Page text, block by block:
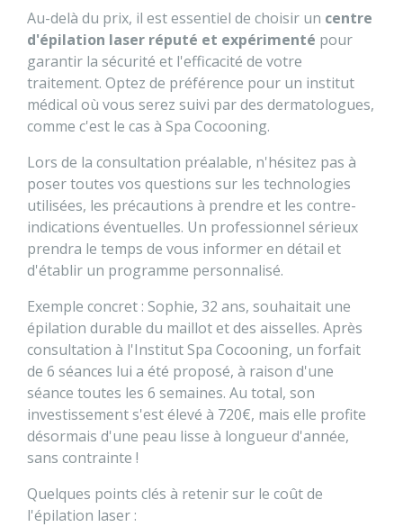
Au-delà du prix, il est essentiel de choisir un centre
d'épilation laser réputé et expérimenté pour
garantir la sécurité et l'efficacité de votre
traitement. Optez de préférence pour un institut
médical où vous serez suivi par des dermatologues,
comme c'est le cas à Spa Cocooning.
Lors de la consultation préalable, n'hésitez pas à
poser toutes vos questions sur les technologies
utilisées, les précautions à prendre et les contre-
indications éventuelles. Un professionnel sérieux
prendra le temps de vous informer en détail et
d'établir un programme personnalisé.
Exemple concret : Sophie, 32 ans, souhaitait une
épilation durable du maillot et des aisselles. Après
consultation à l'Institut Spa Cocooning, un forfait
de 6 séances lui a été proposé, à raison d'une
séance toutes les 6 semaines. Au total, son
investissement s'est élevé à 720€, mais elle profite
désormais d'une peau lisse à longueur d'année,
sans contrainte !
Quelques points clés à retenir sur le coût de
l'épilation laser :